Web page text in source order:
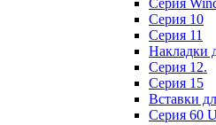
Cерия
Серия 10
Серия 11
Накладки
Серия 12.
Серия 15
Вставки
Серия 60